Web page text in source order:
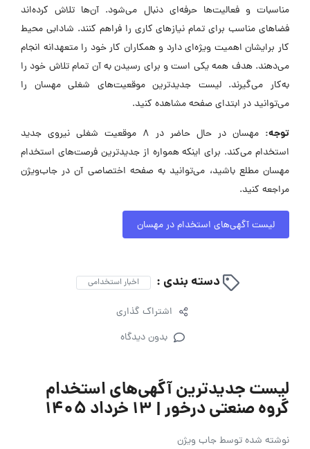
مناسبات و فعالیت‌ها حرفه‌ای دنبال می‌شود. آن‌ها تلاش کرده‌اند
فضاهای مناسب برای تمام نیازهای کاری را فراهم کنند. شادابی محیط
کار برایشان اهمیت ویژه‌ای دارد و همکاران کار خود را متعهدانه انجام
می‌دهند. هدف همه یکی است و برای رسیدن به آن تمام تلاش خود را
به‌کار می‌گیرند. لیست جدیدترین موقعیت‌های شغلی مهسان را
می‌توانید در ابتدای صفحه مشاهده کنید.
توجه:
مهسان در حال حاضر در ۸ موقعیت شغلی نیروی جدید
استخدام می‌کند. برای اینکه همواره از جدیدترین فرصت‌های استخدام
مهسان مطلع باشید، می‌توانید به صفحه اختصاصی آن در جاب‌ویژن
مراجعه کنید.
لیست آگهی‌های استخدام در مهسان
دسته بندی : اخبار استخدامی
اشتراک گذاری
بدون دیدگاه
لیست جدیدترین آگهی‌های استخدام
گروه صنعتی درخور | ۱۳ خرداد ۱۴۰۵
نوشته شده توسطجاب ویژن